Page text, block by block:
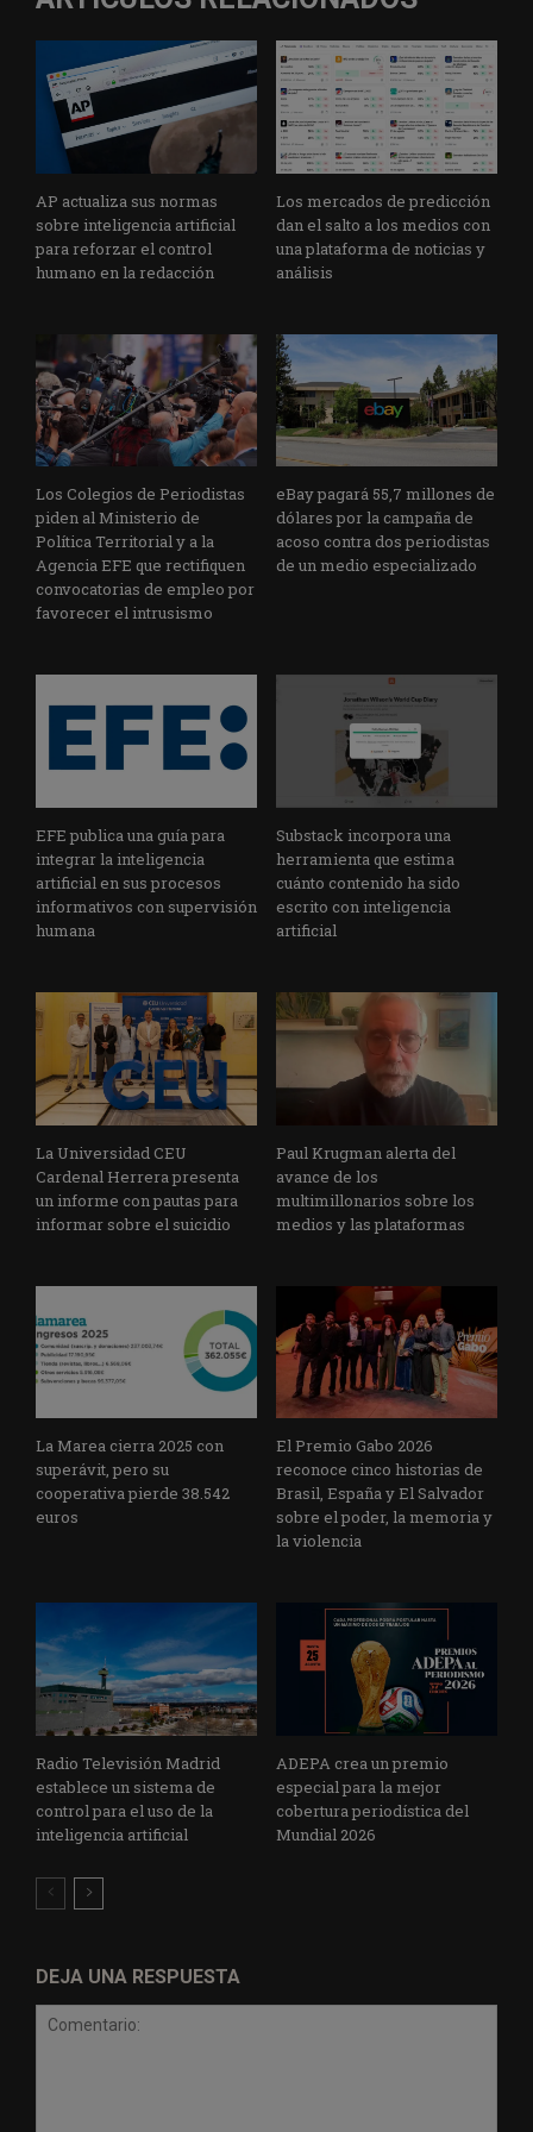
AP actualiza sus normas
sobre inteligencia artificial
para reforzar el control
humano en la redacción
Los mercados de predicción
dan el salto a los medios con
una plataforma de noticias y
análisis
Los Colegios de Periodistas
piden al Ministerio de
Política Territorial y a la
Agencia EFE que rectifiquen
convocatorias de empleo por
favorecer el intrusismo
eBay pagará 55,7 millones de
dólares por la campaña de
acoso contra dos periodistas
de un medio especializado
EFE publica una guía para
integrar la inteligencia
artificial en sus procesos
informativos con supervisión
humana
Substack incorpora una
herramienta que estima
cuánto contenido ha sido
escrito con inteligencia
artificial
La Universidad CEU
Cardenal Herrera presenta
un informe con pautas para
informar sobre el suicidio
Paul Krugman alerta del
avance de los
multimillonarios sobre los
medios y las plataformas
La Marea cierra 2025 con
superávit, pero su
cooperativa pierde 38.542
euros
El Premio Gabo 2026
reconoce cinco historias de
Brasil, España y El Salvador
sobre el poder, la memoria y
la violencia
Radio Televisión Madrid
establece un sistema de
control para el uso de la
inteligencia artificial
ADEPA crea un premio
especial para la mejor
cobertura periodística del
Mundial 2026
DEJA UNA RESPUESTA